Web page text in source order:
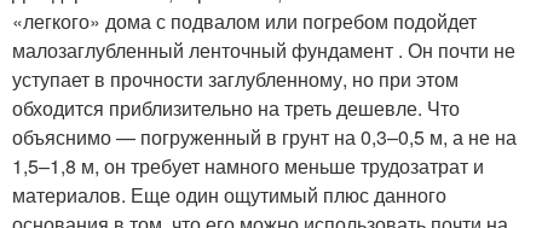
«легкого» дома с подвалом или погребом подойдет
малозаглубленный ленточный фундамент . Он почти не
уступает в прочности заглубленному, но при этом
обходится приблизительно на треть дешевле. Что
объяснимо — погруженный в грунт на 0,3–0,5 м, а не на
1,5–1,8 м, он требует намного меньше трудозатрат и
материалов. Еще один ощутимый плюс данного